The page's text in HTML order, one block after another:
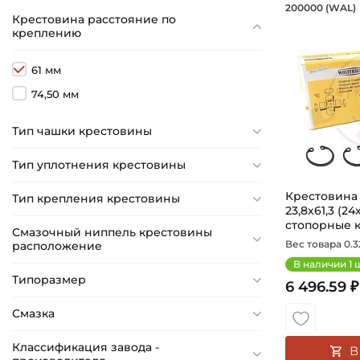
Крестовина расстояние по
креплению
61 мм
74,50 мм
Тип чашки крестовины
Тип уплотнения крестовины
Тип крепления крестовины
Смазочный ниппель крестовины
расположение
Типоразмер
Смазка
Классификация завода -
200000 (WAL)
Крестовина
23,8х61,3
стопорные
Вес товара
В наличии 1
6 496.59 ₽